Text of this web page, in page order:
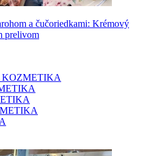
a čučoriedkami: Krémový
prelivom